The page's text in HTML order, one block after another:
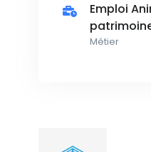
Emploi
Métier